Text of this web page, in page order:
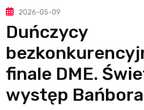
2026-05-09
Duńczycy
finale DME.
występ Bańbora